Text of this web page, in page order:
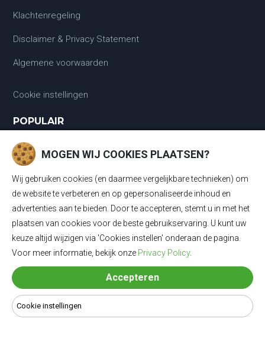
Klachtenregeling
Disclaimer & Privacy Statement
Algemene voorwaarden
Cookie instellingen
POPULAIR
Laadkabels
Laadkabels Type 2
Mobiele Thuisladers Type 2 en Type 1
Mobiele Thuisladers Type 1
Mobiele Thuisladers Type 2
Verloopkabels
MOGEN WIJ COOKIES PLAATSEN?
Wij gebruiken cookies (en daarmee vergelijkbare technieken) om
de website te verbeteren en op gepersonaliseerde inhoud en
advertenties aan te bieden. Door te accepteren, stemt u in met het
plaatsen van cookies voor de beste gebruikservaring. U kunt uw
keuze altijd wijzigen via 'Cookies instellen' onderaan de pagina.
Voor meer informatie, bekijk onze Privacy Policy.
Accepteren
Cookie instellingen